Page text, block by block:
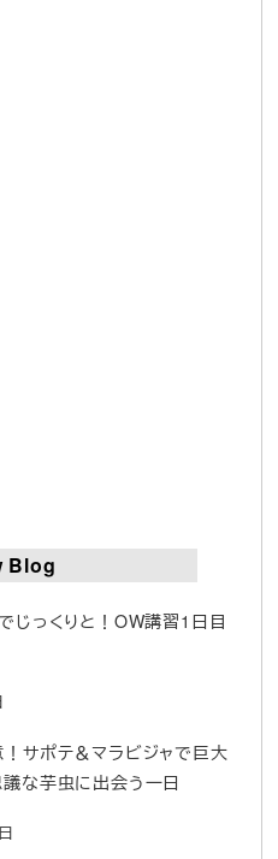
Blog
じっくりと！OW講習1日目
サポテ＆マラビジャで巨大
な芋虫に出会う一日